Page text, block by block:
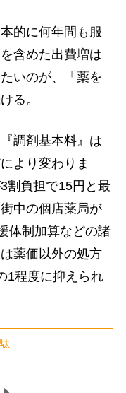
的に何年間も服
含めた出費増は
いのが、「薬を
る。
調剤基本料』は
より変わりま
割負担で15円と最
中の個店薬局が
体制加算などの諸
薬価以外の処方
1程度に抑えられ